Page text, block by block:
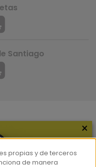
Santiago
×
propias y de terceros
de manera